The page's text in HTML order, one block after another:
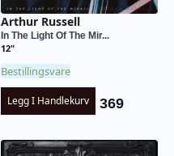
Arthur Russell
In The Light Of The Mir...
12"
Bestillingsvare
Legg I Handlekurv 369